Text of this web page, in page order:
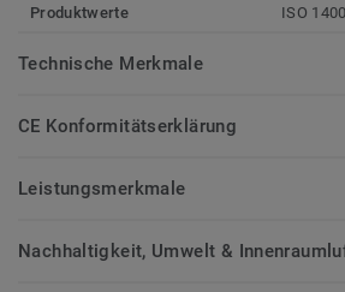
Produktwerte ISO
Technische Merkmale
CE Konformitätserklärung
Leistungsmerkmale
Nachhaltigkeit, Umwelt &